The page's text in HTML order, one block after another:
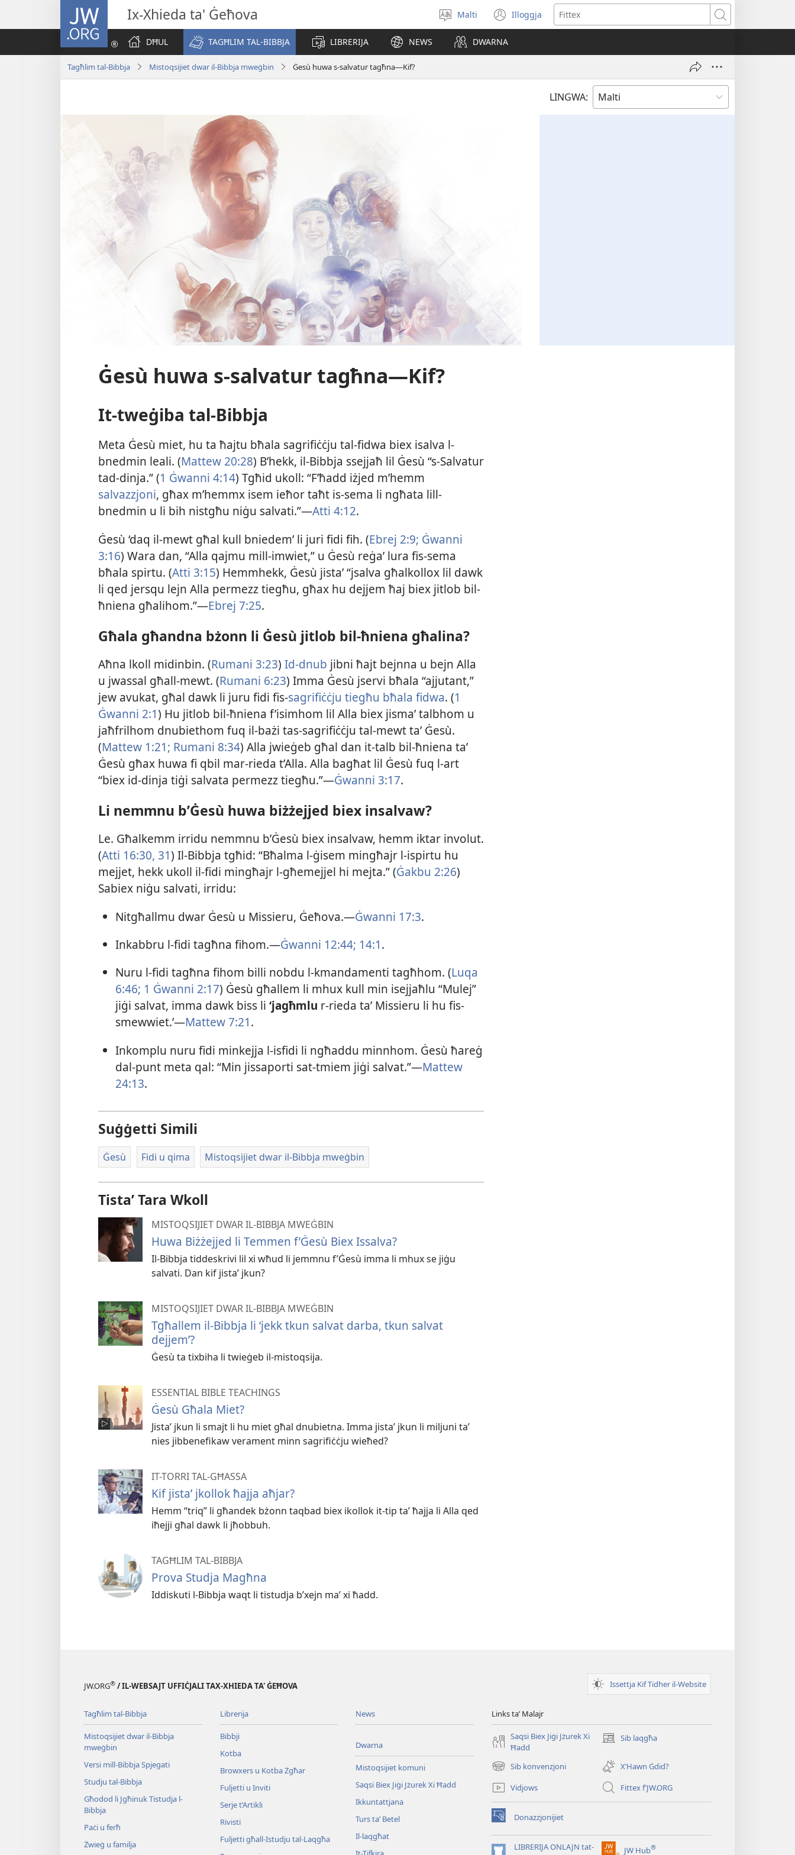
JW.ORG Ix-Xhieda ta' Ġeħova
Agħżel
il-
lingwa
Malti Illoggja
(opens
new
Fittex
DĦUL
TAGĦLIM TAL-BIBBJA LIBRERIJA NEWS DWARNA
Tagħlim tal-Bibbja Mistoqsijiet dwar il-Bibbja mweġbin Ġesù huwa s-​salvatur tagħna—Kif?
LINGWA:
Ġesù huwa s-​salvatur tagħna—Kif?
It-​tweġiba tal-​Bibbja
Meta Ġesù miet, hu ta ħajtu bħala sagrifiċċju tal-​fidwa biex isalva l-​
bnedmin leali. (Mattew 20:28) B’hekk, il-​Bibbja ssejjaħ lil Ġesù “s-​Salvatur
tad-​dinja.” (1 Ġwanni 4:14) Tgħid ukoll: “F’ħadd iżjed m’hemm
salvazzjoni, għax m’hemmx isem ieħor taħt is-​sema li ngħata lill-​
bnedmin u li bih nistgħu niġu salvati.”—Atti 4:12.
Ġesù ‘daq il-​mewt għal kull bniedem’ li juri fidi fih. (Ebrej 2:9; Ġwanni
3:16) Wara dan, “Alla qajmu mill-​imwiet,” u Ġesù reġaʼ lura fis-​sema
bħala spirtu. (Atti 3:15) Hemmhekk, Ġesù jistaʼ “jsalva għalkollox lil dawk
li qed jersqu lejn Alla permezz tiegħu, għax hu dejjem ħaj biex jitlob bil-​
ħniena għalihom.”—Ebrej 7:25.
Għala għandna bżonn li Ġesù jitlob bil-​ħniena għalina?
Aħna lkoll midinbin. (Rumani 3:23) Id-​dnub jibni ħajt bejnna u bejn Alla
u jwassal għall-​mewt. (Rumani 6:23) Imma Ġesù jservi bħala “ajjutant,”
jew avukat, għal dawk li juru fidi fis-​sagrifiċċju tiegħu bħala fidwa. (1
Ġwanni 2:1) Hu jitlob bil-​ħniena f’isimhom lil Alla biex jismaʼ talbhom u
jaħfrilhom dnubiethom fuq il-​bażi tas-​sagrifiċċju tal-​mewt taʼ Ġesù.
(Mattew 1:21; Rumani 8:34) Alla jwieġeb għal dan it-​talb bil-​ħniena taʼ
Ġesù għax huwa fi qbil mar-​rieda t’Alla. Alla bagħat lil Ġesù fuq l-​art
“biex id-​dinja tiġi salvata permezz tiegħu.”—Ġwanni 3:17.
Li nemmnu b’Ġesù huwa biżżejjed biex insalvaw?
Le. Għalkemm irridu nemmnu b’Ġesù biex insalvaw, hemm iktar involut.
(Atti 16:30, 31) Il-​Bibbja tgħid: “Bħalma l-​ġisem mingħajr l-​ispirtu hu
mejjet, hekk ukoll il-​fidi mingħajr l-​għemejjel hi mejta.” (Ġakbu 2:26)
Sabiex niġu salvati, irridu:
Nitgħallmu dwar Ġesù u Missieru, Ġeħova.—Ġwanni 17:3.
Inkabbru l-​fidi tagħna fihom.—Ġwanni 12:44; 14:1.
Nuru l-​fidi tagħna fihom billi nobdu l-​kmandamenti tagħhom. (Luqa
6:46; 1 Ġwanni 2:17) Ġesù għallem li mhux kull min isejjaħlu “Mulej”
jiġi salvat, imma dawk biss li ‘jagħmlu r-​rieda taʼ Missieru li hu fis-​
smewwiet.’—Mattew 7:21.
Inkomplu nuru fidi minkejja l-​isfidi li ngħaddu minnhom. Ġesù ħareġ
dal-​punt meta qal: “Min jissaporti sat-​tmiem jiġi salvat.”—Mattew
24:13.
Suġġetti Simili
Ġesù Fidi u qima Mistoqsijiet dwar il-Bibbja mweġbin
Tistaʼ Tara Wkoll
MISTOQSIJIET DWAR IL-BIBBJA MWEĠBIN
Huwa Biżżejjed li Temmen f’Ġesù Biex Issalva?
Il-Bibbja tiddeskrivi lil xi wħud li jemmnu f’Ġesù imma li mhux se jiġu
salvati. Dan kif jistaʼ jkun?
MISTOQSIJIET DWAR IL-BIBBJA MWEĠBIN
Tgħallem il-Bibbja li ‘jekk tkun salvat darba, tkun salvat
dejjem’?
Ġesù ta tixbiha li twieġeb il-mistoqsija.
ESSENTIAL BIBLE TEACHINGS
Ġesù Għala Miet?
Jistaʼ jkun li smajt li hu miet għal dnubietna. Imma jistaʼ jkun li miljuni taʼ
nies jibbenefikaw verament minn sagrifiċċju wieħed?
IT-TORRI TAL-GĦASSA
Kif jistaʼ jkollok ħajja aħjar?
Hemm “triq” li għandek bżonn taqbad biex ikollok it-tip taʼ ħajja li Alla qed
iħejji għal dawk li jħobbuh.
TAGĦLIM TAL-BIBBJA
Prova Studja Magħna
Iddiskuti l-Bibbja waqt li tistudja b’xejn maʼ xi ħadd.
JW.ORG® / IL-WEBSAJT UFFIĊJALI TAX-XHIEDA TA' ĠEĦOVA Issettja Kif Tidher il-Website
Tagħlim tal-Bibbja
Mistoqsijiet dwar il-Bibbja
mweġbin
Versi mill-Bibbja Spjegati
Studju tal-Bibbja
Għodod li Jgħinuk Tistudja l-
Bibbja
Paċi u ferħ
Żwieġ u familja
Librerija
Bibbji
Kotba
Browxers u Kotba Żgħar
Fuljetti u Inviti
Serje t’Artikli
Rivisti
Fuljetti għall-Istudju tal-Laqgħa
News
Dwarna
Mistoqsijiet komuni
Saqsi Biex Jiġi Jżurek Xi Ħadd
Ikkuntattjana
Turs taʼ Betel
Il-laqgħat
Links taʼ Malajr
Saqsi Biex Jiġi Jżurek Xi
Ħadd
Sib laqgħa
(opens
window)
Sib konvenzjoni
(opens
new
window)
X’Hawn Ġdid?
Vidjows
Fittex f’JW.ORG
Donazzjonijiet
(opens
new
window)LIBRERIJA ONLAJN tat-
JW Hub®